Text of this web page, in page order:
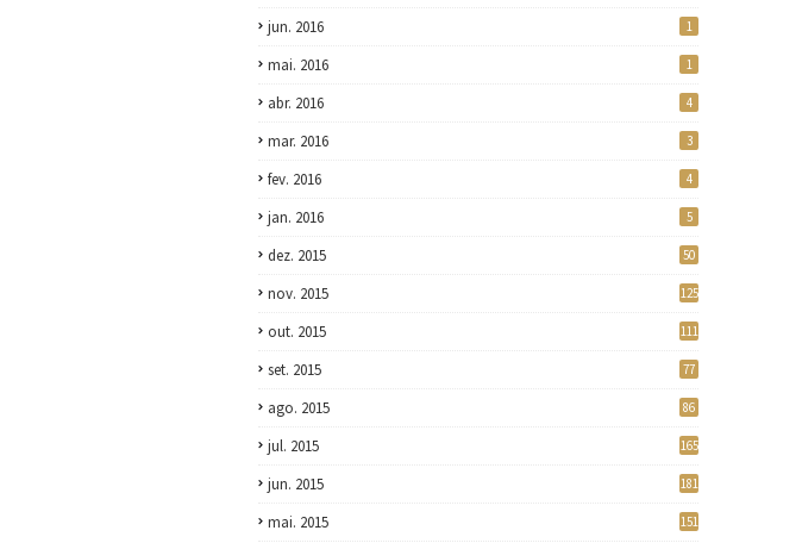
jun. 2016 1
mai. 2016 1
abr. 2016 4
mar. 2016 3
fev. 2016 4
jan. 2016 5
dez. 2015 50
nov. 2015 125
out. 2015 111
set. 2015 77
ago. 2015 86
jul. 2015 165
jun. 2015 181
mai. 2015 151